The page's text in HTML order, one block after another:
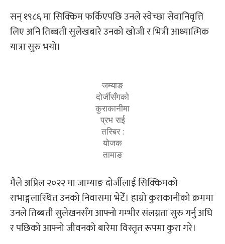
सन् १९८६ मा सिक्किम फर्किएपछि उनले स्वेच्छा सेवानिवृत्ति
लिए अनि तिब्बती सुलेखबारे उनको खोजी र भित्री आध्यात्मिक
यात्रा सुरु भयो।
जम्याङ
दोर्जीसँगको
कुराकानीमा
प्रभ राई
तस्बिर :
योजक
तामाङ
मैले अप्रिल २०२२ मा जाम्याङ दोर्जीलाई सिक्किमको
राभाङ्गलास्थित उनको निवासमा भेटेँ। हाम्रो कुराकानीको क्रममा
उनले तिब्बती सुलेखनसँग आफ्नो गम्भीर संलग्नता सुरु गर्नु अघि
र पछिको आफ्नो जीवनको बारेमा विस्तृत रूपमा कुरा गरे।